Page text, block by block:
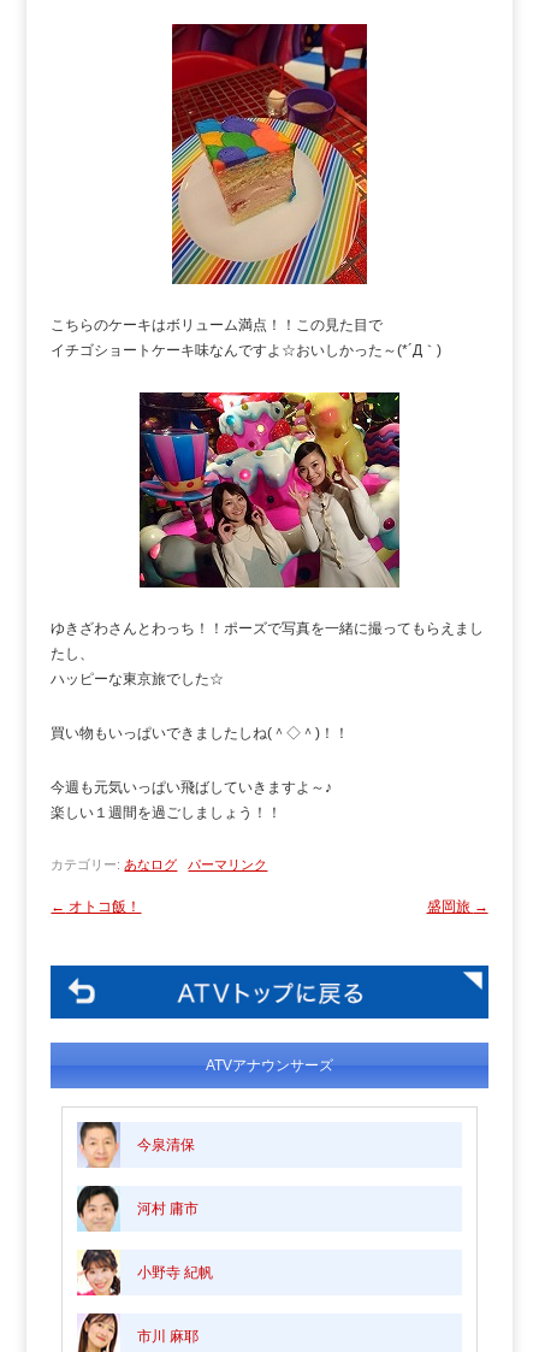
こちらのケーキはボリューム満点！！この見た目で
イチゴショートケーキ味なんですよ☆おいしかった～(*´Д｀)
ゆきざわさんとわっち！！ポーズで写真を一緒に撮ってもらえまし
たし、
ハッピーな東京旅でした☆
買い物もいっぱいできましたしね(＾◇＾)！！
今週も元気いっぱい飛ばしていきますよ～♪
楽しい１週間を過ごしましょう！！
カテゴリー: あなログ パーマリンク
← オトコ飯！ 盛岡旅 →
ATVアナウンサーズ
今泉清保
河村 庸市
小野寺 紀帆
市川 麻耶